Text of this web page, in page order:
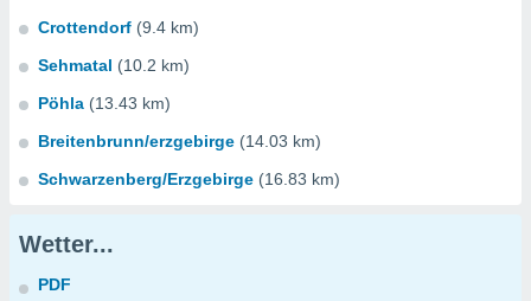
Crottendorf (9.4 km)
Sehmatal (10.2 km)
Pöhla (13.43 km)
Breitenbrunn/erzgebirge (14.03 km)
Schwarzenberg/Erzgebirge (16.83 km)
Wetter...
PDF